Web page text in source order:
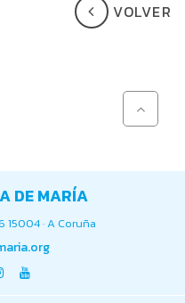
VOLVER
DE MARÍA
15004 · A Coruña